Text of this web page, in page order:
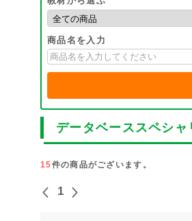
商品名を入力
データベーススペシャ
15件の商品がございます。
1